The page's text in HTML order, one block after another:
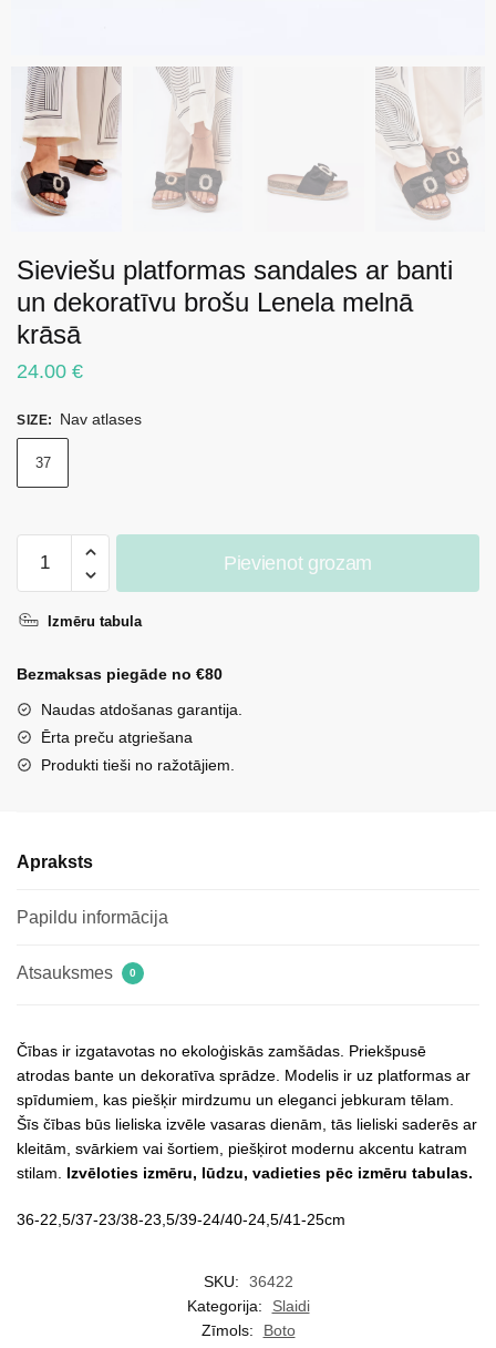
Sieviešu platformas sandales ar banti
un dekoratīvu brošu Lenela melnā
krāsā
24.00 €
SIZE: Nav atlases
37
platformas
ar
un
dekoratīvu
brošu
Lenela
Pievienot grozam
Izmēru tabula
Bezmaksas piegāde no €80
Naudas atdošanas garantija.
Ērta preču atgriešana
Produkti tieši no ražotājiem.
Apraksts
Papildu informācija
Atsauksmes 0
Čības ir izgatavotas no ekoloģiskās zamšādas. Priekšpusē
atrodas bante un dekoratīva sprādze. Modelis ir uz platformas ar
spīdumiem, kas piešķir mirdzumu un eleganci jebkuram tēlam.
Šīs čības būs lieliska izvēle vasaras dienām, tās lieliski saderēs ar
kleitām, svārkiem vai šortiem, piešķirot modernu akcentu katram
stilam. Izvēloties izmēru, lūdzu, vadieties pēc izmēru tabulas.
36-22,5/37-23/38-23,5/39-24/40-24,5/41-25cm
SKU:
36422
Kategorija:
Slaidi
Zīmols:
Boto